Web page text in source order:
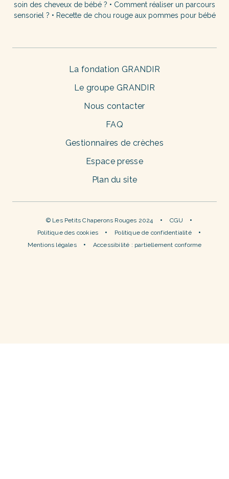
soin des cheveux de bébé ? • Comment réaliser un parcours
sensoriel ? • Recette de chou rouge aux pommes pour bébé
La fondation GRANDIR
Le groupe GRANDIR
Nous contacter
FAQ
Gestionnaires de crèches
Espace presse
Plan du site
© Les Petits Chaperons Rouges 2024
CGU
Politique des cookies
Politique de confidentialité
Mentions légales
Accessibilité : partiellement conforme